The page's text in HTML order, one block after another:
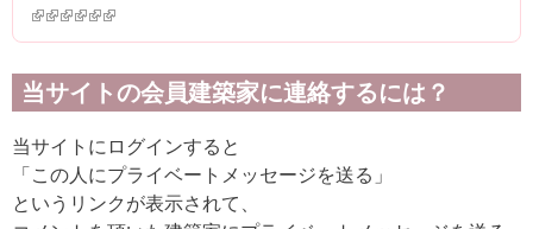
(link is external)
(link is external)
(link is external)
(link is external)
(link is external)
(link is external)
当サイトの会員建築家に連絡するには？
当サイトにログインすると
「この人にプライベートメッセージを送る」
というリンクが表示されて、